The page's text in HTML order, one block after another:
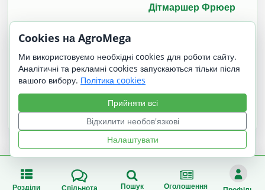
Дітмаршер Фрюер
Кубанські
Тамара
Розділи Спільнота Пошук Оголошення
Cookies на AgroMega
Ми використовуємо необхідні cookies для роботи сайту.
Аналітичні та рекламні cookies запускаються тільки після
вашого вибору. Політика cookies
Прийняти всі
Відхилити необов'язкові
Налаштувати